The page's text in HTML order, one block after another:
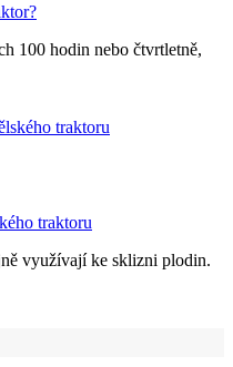
100 hodin nebo čtvrtletně,
traktoru
využívají ke sklizni plodin.